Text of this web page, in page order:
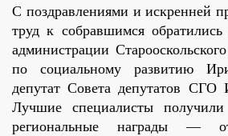
С поздравлениями и искренней
труд к собравшимся обратились
администрации
по социальному развитию
депутат Совета депутатов
Лучшие специалисты
региональные награды — от